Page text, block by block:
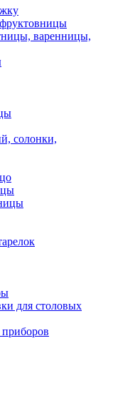
варенницы,
солонки,
для столовых